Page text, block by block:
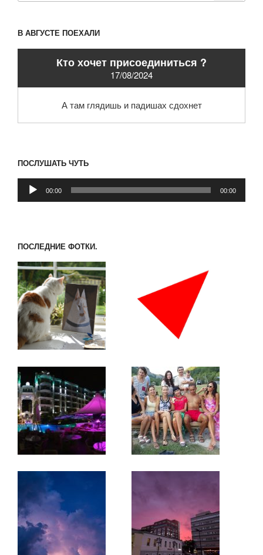
В АВГУСТЕ ПОЕХАЛИ
Кто хочет присоединиться ?
17/08/2024
А там глядишь и падишах сдохнет
ПОСЛУШАТЬ ЧУТЬ
Аудиоплеер
00:00 00:00
ПОСЛЕДНИЕ ФОТКИ.